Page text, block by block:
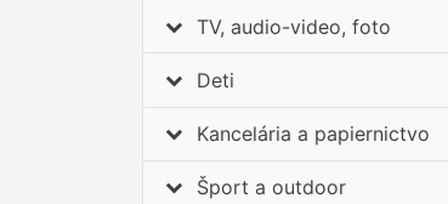
TV, audio-video, foto
Deti
Kancelária a papiernictvo
Šport a outdoor